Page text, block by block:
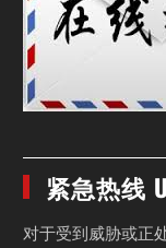
紧急热线
对于受到威胁或正